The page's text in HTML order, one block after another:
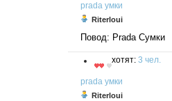
prada умки
Riterloui
Повод: Prada Сумки
хотят: 3 чел.
prada умки
Riterloui